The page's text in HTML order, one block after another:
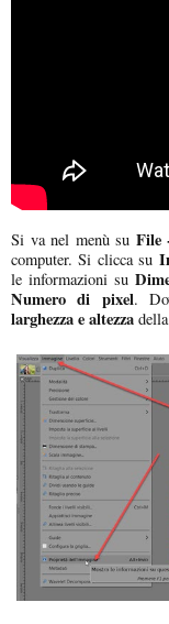
Si va nel menù su File
computer. Si clicca su
le informazioni su
Numero di pixel.
larghezza e altezza